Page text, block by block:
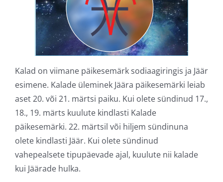
Kalad on viimane päikesemärk sodiaagiringis ja Jäär
esimene. Kalade üleminek Jäära päikesemärki leiab
aset 20. või 21. märtsi paiku. Kui olete sündinud 17.,
18., 19. märts kuulute kindlasti Kalade
päikesemärki. 22. märtsil või hiljem sündinuna
olete kindlasti Jäär. Kui olete sündinud
vahepealsete tipupäevade ajal, kuulute nii kalade
kui Jäärade hulka.